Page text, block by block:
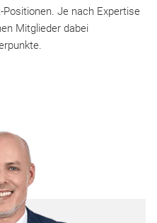
Je nach Expertise
Mitglieder dabei